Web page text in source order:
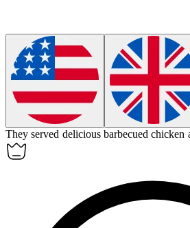
They served delicious barbecued chicken